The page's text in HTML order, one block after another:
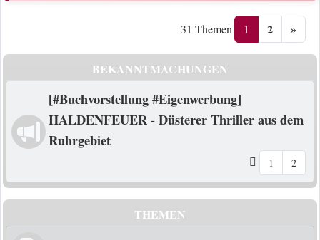
31 Themen 1 2 »
BEKANNTMACHUNGEN
[#Buchvorstellung #Eigenwerbung]
HALDENFEUER - Düsterer Thriller aus dem
Ruhrgebiet
1 2
THEMEN